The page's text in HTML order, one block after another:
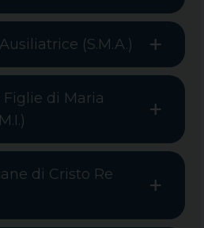
(S.M.A.)
di Maria
di Cristo Re